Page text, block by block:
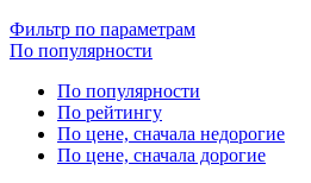
Фильтр по параметрам
По популярности
По популярности
По рейтингу
По цене, сначала недорогие
По цене, сначала дорогие